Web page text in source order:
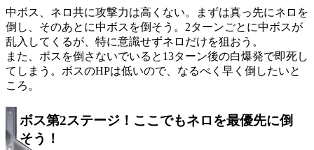
中ボス、ネロ共に攻撃力は高くない。まずは真っ先にネロを
倒し、そのあとに中ボスを倒そう。2ターンごとに中ボスが
乱入してくるが、特に意識せずネロだけを狙おう。
また、ボスを倒さないでいると13ターン後の白爆発で即死し
てしまう。ボスのHPは低いので、なるべく早く倒したいと
ころ。
ボス第2ステージ！ここでもネロを最優先に倒
そう！